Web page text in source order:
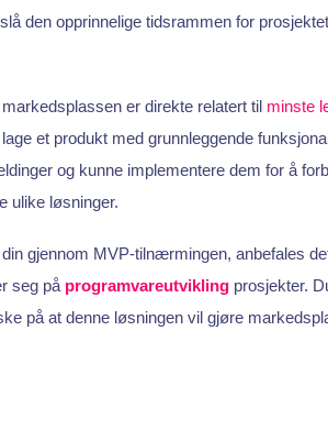
den opprinnelige tidsrammen for
er direkte relatert til minste
et produkt med grunnleggende
og kunne implementere dem for å
ulike løsninger.
gjennom MVP-tilnærmingen, anbefales
seg på programvareutviklingprosjekter.
på at denne løsningen vil gjøre